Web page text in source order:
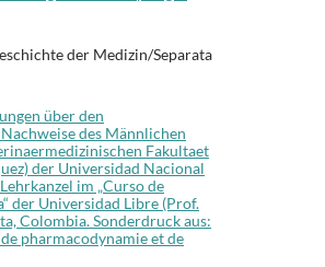
der Medizin/Separata
über den
des Männlichen
Fakultaet
der Universidad Nacional
im „Curso de
der Universidad Libre (Prof.
Colombia. Sonderdruck aus:
pharmacodynamie et de